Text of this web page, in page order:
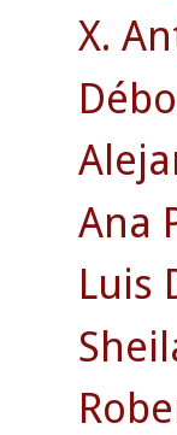
X.
Ana
Luis